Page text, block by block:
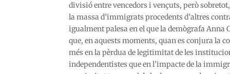
divisió entre vencedors i vençuts, però
la massa d’immigrats procedents d’altres
igualment palesa en el que la demògrafa
que, en aquests moments, quan es conjura la
més en la pèrdua de legitimitat de les
independentistes que en l’impacte de la